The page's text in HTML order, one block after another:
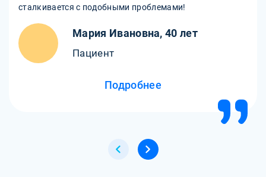
сталкивается с подобными проблемами!
Мария Ивановна, 40 лет
Пациент
Подробнее